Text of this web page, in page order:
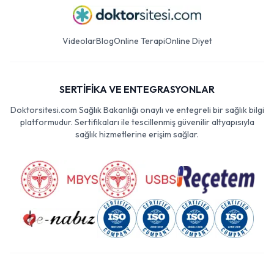
VideolarBlogOnline TerapiOnline Diyet
SERTİFİKA VE ENTEGRASYONLAR
Doktorsitesi.com Sağlık Bakanlığı onaylı ve entegreli bir sağlık bilgi
platformudur. Sertifikaları ile tescillenmiş güvenilir altyapısıyla
sağlık hizmetlerine erişim sağlar.